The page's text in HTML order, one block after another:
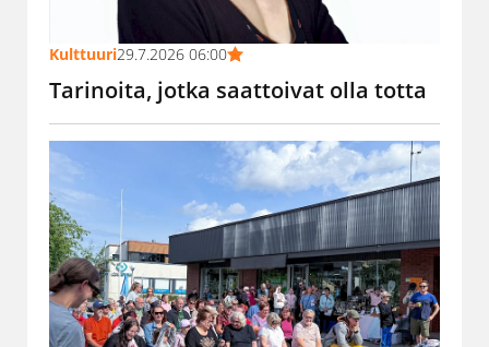
Kulttuuri29.7.2026 06:00
Tarinoita, jotka saattoivat olla totta